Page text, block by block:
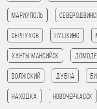
Мариуполь
Серпухов Пушкино
Ханты Мансийск
Волжский Дубна
Находка Новочеркасск